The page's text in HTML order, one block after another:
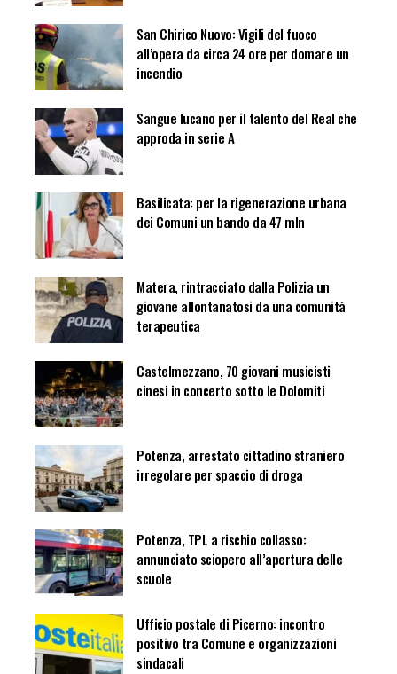
San Chirico Nuovo: Vigili del fuoco
all’opera da circa 24 ore per domare un
incendio
Sangue lucano per il talento del Real che
approda in serie A
Basilicata: per la rigenerazione urbana
dei Comuni un bando da 47 mln
Matera, rintracciato dalla Polizia un
giovane allontanatosi da una comunità
terapeutica
Castelmezzano, 70 giovani musicisti
cinesi in concerto sotto le Dolomiti
Potenza, arrestato cittadino straniero
irregolare per spaccio di droga
Potenza, TPL a rischio collasso:
annunciato sciopero all’apertura delle
scuole
Ufficio postale di Picerno: incontro
positivo tra Comune e organizzazioni
sindacali